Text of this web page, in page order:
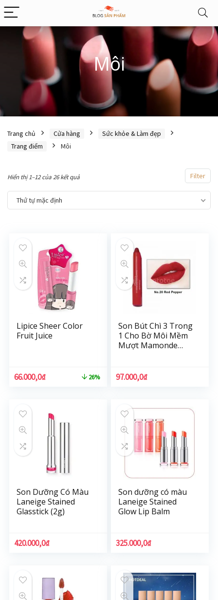
Môi
Trang chủ Cửa hàng
Sức khỏe & Làm đẹp
Trang điểm
Môi
Filter
Hiển thị 1–12 của 26 kết quả
Thứ tự mặc định
Lipice Sheer Color
Fruit Juice
66.000,0₫ 26%
Son Bút Chì 3 Trong
1 Cho Bờ Môi Mềm
Mượt Mamonde
97.000,0₫
Son Dưỡng Có Màu
Laneige Stained
Glasstick (2g)
420.000,0₫
Son dưỡng có màu
Laneige Stained
Glow Lip Balm
325.000,0₫